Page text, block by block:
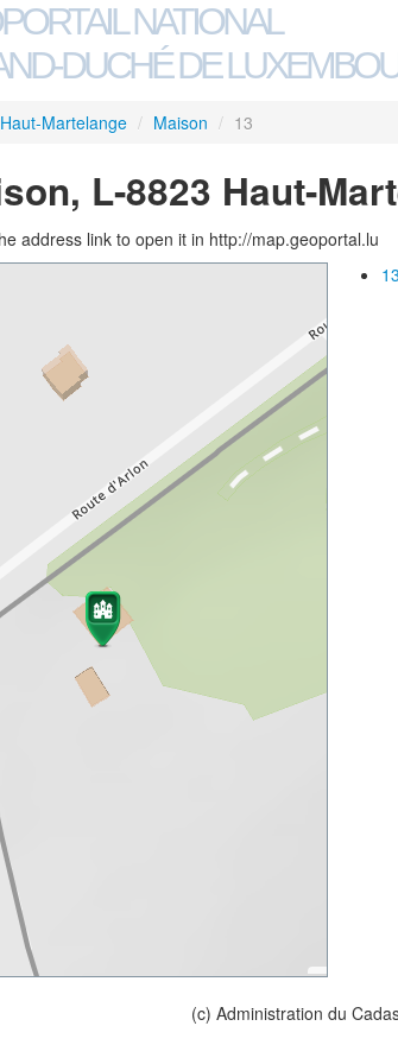
NATIONAL
DUCHÉ DE
Haut-Martelange / Maison / 13
L-8823 Haut-
address link to open it in http://map.geoportal.lu
(c) Administration du